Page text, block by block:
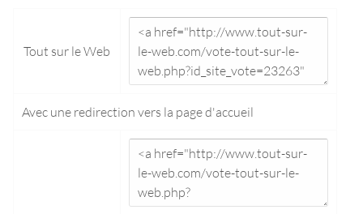
Tout sur le Web
Avec une redirection vers la page d'accueil